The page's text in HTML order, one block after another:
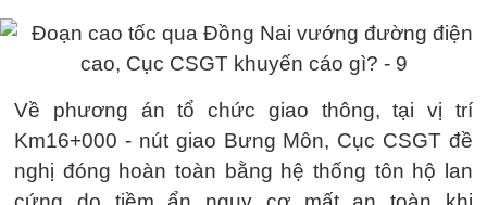
Về phương án tổ chức giao thông, tại vị trí
Km16+000 - nút giao Bưng Môn, Cục CSGT đề
nghị đóng hoàn toàn bằng hệ thống tôn hộ lan